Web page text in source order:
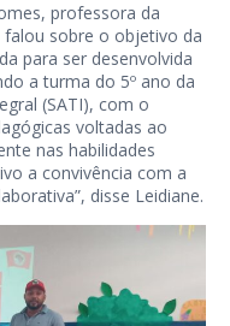
professora da
falou sobre o objetivo da
para ser desenvolvida
a turma do 5º ano da
(SATI), com o
voltadas ao
nas habilidades
a convivência com a
disse Leidiane.